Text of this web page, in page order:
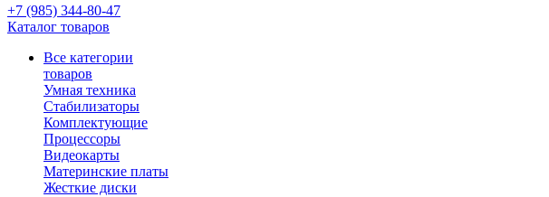
+7 (985) 344-80-47
Каталог товаров
Все категории
товаров
Умная техника
Стабилизаторы
Комплектующие
Процессоры
Видеокарты
Материнские платы
Жесткие диски